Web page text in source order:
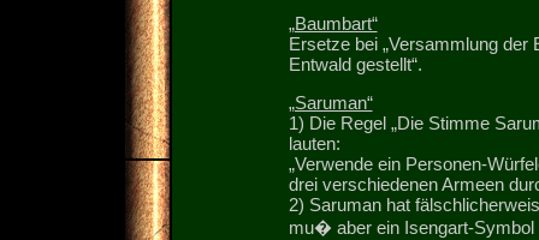
„Baumbart“
Ersetze bei „Versammlung der
Entwald gestellt“.
„Saruman“
1) Die Regel „Die Stimme
lauten:
„Verwende ein Personen-
drei verschiedenen Armeen
2) Saruman hat
mu� aber ein Isengart-Symbol